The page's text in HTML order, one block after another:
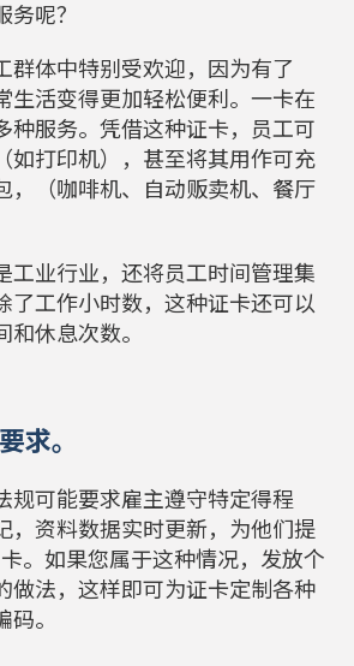
呢？
群体中特别受欢迎，因为有了
生活变得更加轻松便利。一卡在
种服务。凭借这种证卡，员工可
如打印机），甚至将其用作可充
，（咖啡机、自动贩卖机、餐厅
工业行业，还将员工时间管理集
了工作小时数，这种证卡还可以
休息次数。
求。
规可能要求雇主遵守特定得程
，资料数据实时更新，为他们提
。如果您属于这种情况，发放个
做法，这样即可为证卡定制各种
。